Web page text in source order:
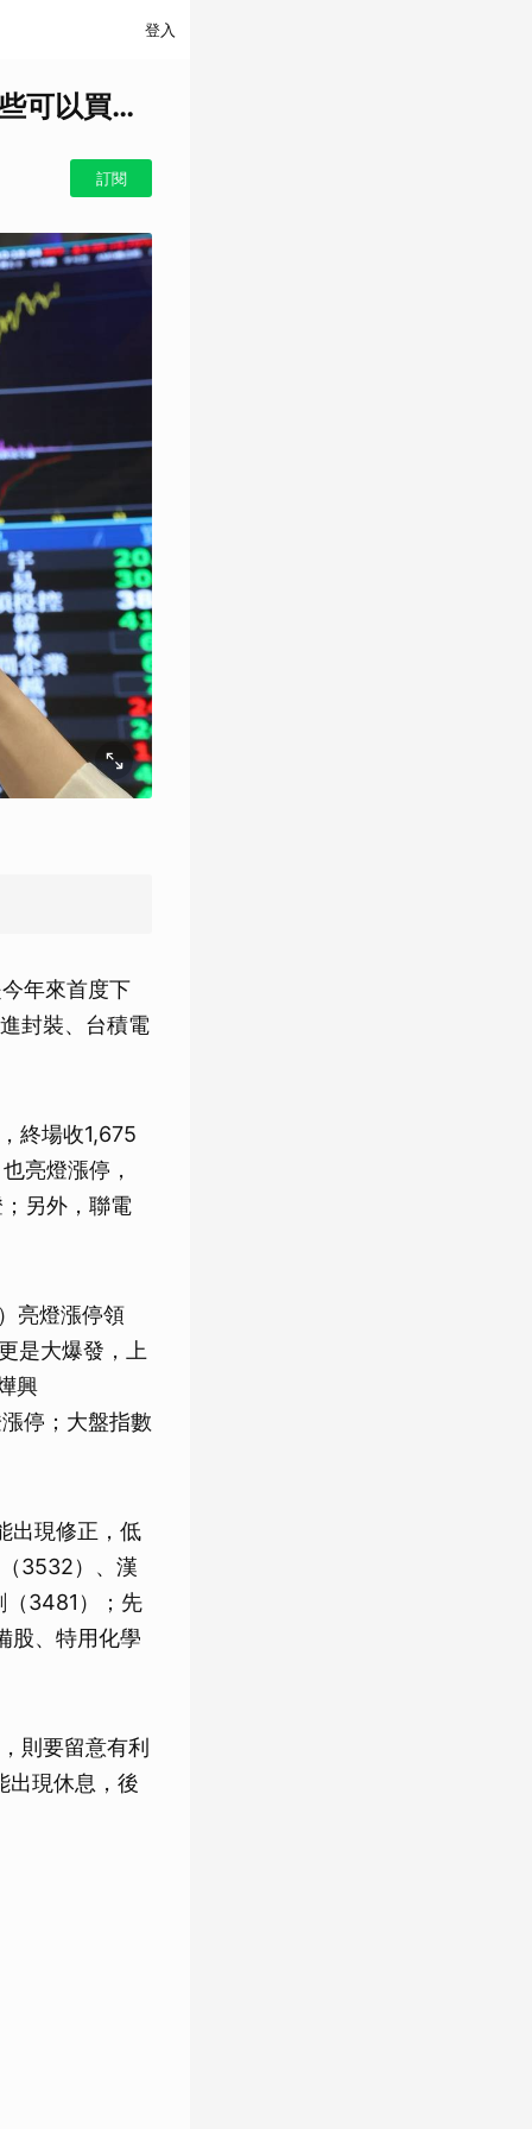
登入
可以買…
訂閱
年來首度下
封裝、台積電
終場收1,675
亮燈漲停，
另外，聯電
亮燈漲停領
是大爆發，上
興
停；大盤指數
出現修正，低
3532）、漢
3481）；先
股、特用化學
則要留意有利
出現休息，後